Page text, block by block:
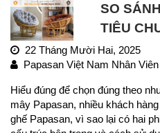
SO
TIÊU
22 Tháng Mười Hai, 2025
Papasan Việt Nam Nhân Viên
Hiểu đúng để chọn đúng theo
mây Papasan, nhiều khách
ghế Papasan, vì sao lại có hai